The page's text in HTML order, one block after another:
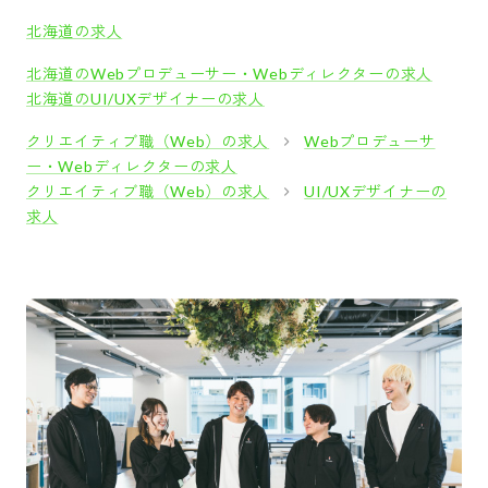
北海道の求人
北海道のWebプロデューサー・Webディレクターの求人
北海道のUI/UXデザイナーの求人
クリエイティブ職（Web）の求人
Webプロデューサ
ー・Webディレクターの求人
クリエイティブ職（Web）の求人
UI/UXデザイナーの
求人